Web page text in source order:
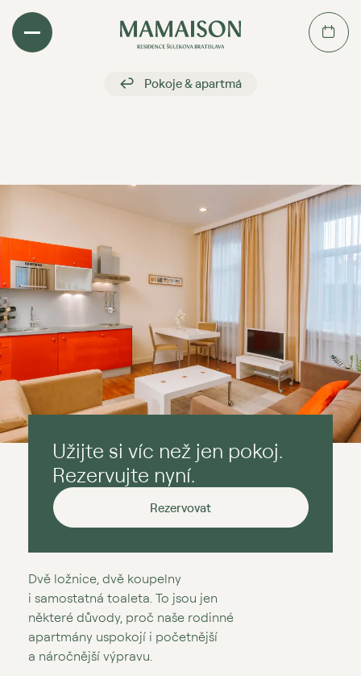
Pokoje & apartmá
Užijte si víc než jen pokoj.
Rezervujte nyní.
Rezervovat
Dvě ložnice, dvě koupelny
i samostatná toaleta. To jsou jen
některé důvody, proč naše rodinné
apartmány uspokojí i početnější
a náročnější výpravu.